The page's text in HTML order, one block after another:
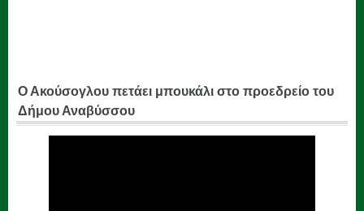
Ο Ακούσογλου πετάει μπουκάλι στο προεδρείο του
Δήμου Αναβύσσου